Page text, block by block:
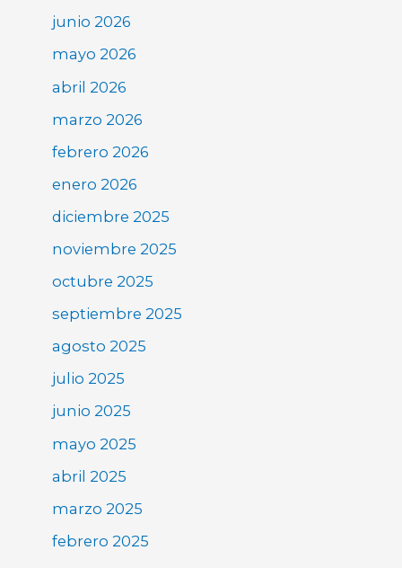
junio 2026
mayo 2026
abril 2026
marzo 2026
febrero 2026
enero 2026
diciembre 2025
noviembre 2025
octubre 2025
septiembre 2025
agosto 2025
julio 2025
junio 2025
mayo 2025
abril 2025
marzo 2025
febrero 2025